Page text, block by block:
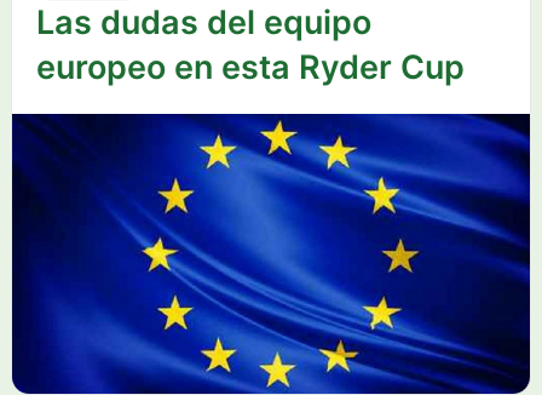
Las dudas del equipo
europeo en esta Ryder Cup